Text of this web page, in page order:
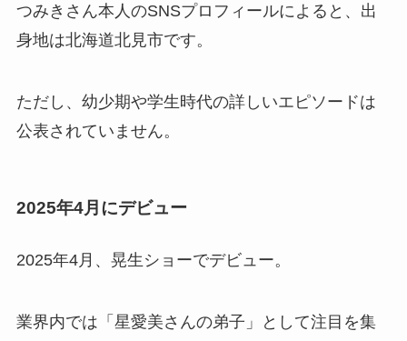
つみきさん本人のSNSプロフィールによると、出
身地は北海道北見市です。
ただし、幼少期や学生時代の詳しいエピソードは
公表されていません。
2025年4月にデビュー
2025年4月、晃生ショーでデビュー。
業界内では「星愛美さんの弟子」として注目を集